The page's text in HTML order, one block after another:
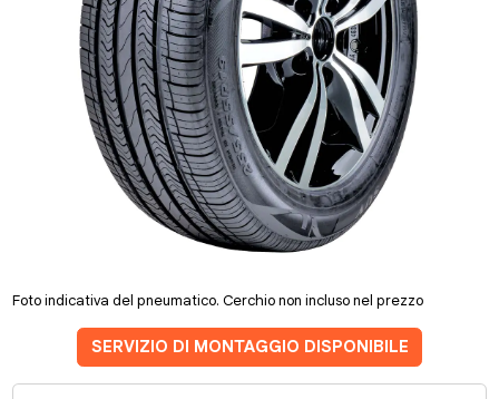
Foto indicativa del pneumatico. Cerchio non incluso nel prezzo
SERVIZIO DI MONTAGGIO DISPONIBILE